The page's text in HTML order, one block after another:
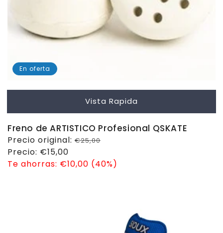
En oferta
Vista Rapida
Freno de ARTISTICO Profesional QSKATE
Precio
habitual
Precio original: €25,00
Precio
de
Precio: €15,00
Te ahorras: €10,00 (40%)